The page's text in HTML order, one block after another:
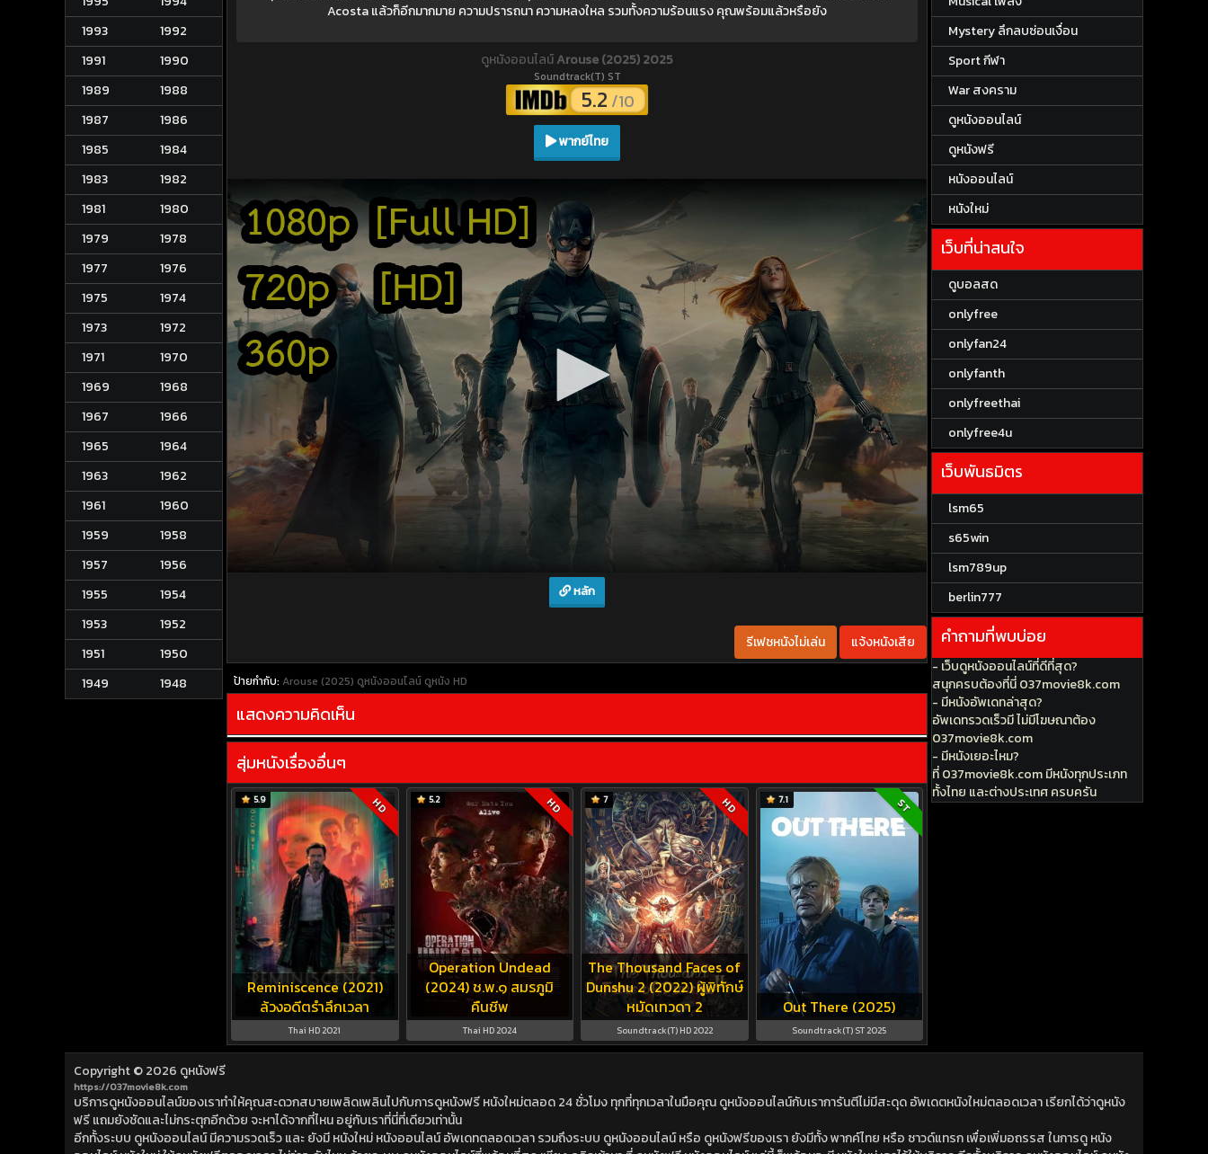
1993
1992
1991
1990
1989
1988
1987
1986
1985
1984
1983
1982
1981
1980
1979
1978
1977
1976
1975
1974
1973
1972
1971
1970
1969
1968
1967
1966
1965
1964
1963
1962
1961
1960
1959
1958
1957
1956
1955
1954
1953
1952
1951
1950
1949
1948
Acosta แล้วก็อีกมากมาย ความปรารถนา ความหลงใหล รวมทั้งความร้อนแรง คุณพร้อมแล้วหรือยัง
ดูหนังออนไลน์Arouse (2025) 2025
Soundtrack(T) ST
5.2 /10
พากย์ไทย
หลัก
รีเฟชหนังไม่เล่น แจ้งหนังเสีย
ป้ายกำกับ: Arouse (2025) ดูหนังออนไลน์ ดูหนัง HD
แสดงความคิดเห็น
สุ่มหนังเรื่องอื่นๆ
Reminiscence (2021)
ล้วงอดีตรำลึกเวลา
5.9 HD
Thai HD 2021
Operation Undead
(2024) ช.พ.๑ สมรภูมิ
คืนชีพ
5.2 HD
Thai HD 2024
The Thousand Faces of
Dunshu 2 (2022) ผู้พิทักษ์
หมัดเทวดา 2
7 HD
Soundtrack(T) HD 2022
Out There (2025)
7.1 ST
Soundtrack(T) ST 2025
Mystery ลึกลบซ่อนเงื่อน
Sport กีฬา
War สงคราม
ดูหนังออนไลน์
ดูหนังฟรี
หนังออนไลน์
หนังใหม่
เว็บที่น่าสนใจ
ดูบอลสด
onlyfree
onlyfan24
onlyfanth
onlyfreethai
onlyfree4u
เว็บพันธมิตร
lsm65
s65win
lsm789up
berlin777
คำถามที่พบบ่อย
- เว็บดูหนังออนไลน์ที่ดีที่สุด?
สนุกครบต้องที่นี่ 037movie8k.com
- มีหนังอัพเดทล่าสุด?
อัพเดทรวดเร็วมี ไม่มีโฆษณาต้อง
037movie8k.com
- มีหนังเยอะไหม?
ที่ 037movie8k.com มีหนังทุกประเภท
ทั้งไทย และต่างประเทศ ครบครัน
Copyright © 2026 ดูหนังฟรี
https://037movie8k.com
บริการดูหนังออนไลน์ของเราทำให้คุณสะดวกสบายเพลิดเพลินไปกับการดูหนังฟรี หนังใหม่ตลอด 24 ชั่วโมง ทุกที่ทุกเวลาในมือคุณ ดูหนังออนไลน์กับเราการันตีไม่มีสะดุด อัพเดตหนังใหม่ตลอดเวลา เรียกได้ว่าดูหนัง
ฟรี แถมยังชัดและไม่กระตุกอีกด้วย จะหาได้จากที่ไหน อยู่กับเราที่นี่ที่เดียวเท่านั้น
อีกทั้งระบบ ดูหนังออนไลน์ มีความรวดเร็ว และ ยังมี หนังใหม่ หนังออนไลน์ อัพเดทตลอดเวลา รวมถึงระบบ ดูหนังออนไลน์ หรือ ดูหนังฟรีของเรา ยังมีทั้ง พากค์ไทย หรือ ซาวด์แทรก เพื่อเพิ่มอถรรส ในการดู หนัง